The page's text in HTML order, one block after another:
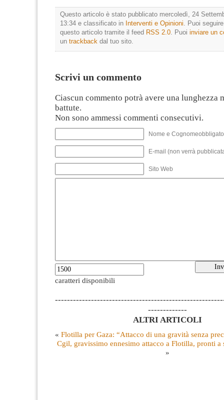
Questo articolo è stato pubblicato mercoledì, 24
13:34 e classificato in Interventi e Opinioni. Puoi
questo articolo tramite il feed RSS 2.0. Puoi inviare un
un trackback dal tuo sito.
Scrivi un commento
Ciascun commento potrà avere una lunghezza
battute.
Non sono ammessi commenti consecutivi.
Nome e
E-mail (non verrà
Sito Web
caratteri disponibili
-------------
ALTRI ARTICOLI
« Flotilla per Gaza: “Attacco di una gravità senza
Cgil, gravissimo ennesimo attacco a Flotilla, pronti a
»